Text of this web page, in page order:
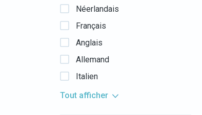
Néerlandais
Français
Anglais
Allemand
Italien
Tout afficher